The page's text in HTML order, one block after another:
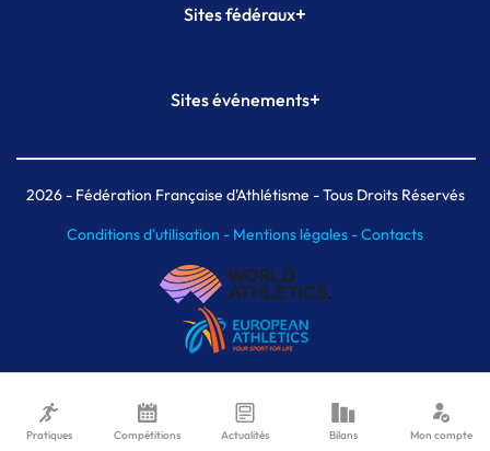
Sites fédéraux+
Plateforme Formation
Sites événements+
Meeting de Paris indoor
MAIF Ekiden de Paris
2026- Fédération Française d'Athlétisme - Tous Droits Réservés
Conditions d'utilisation - Mentions légales -Contacts
Pratiques Compétitions Actualités Bilans Mon compte